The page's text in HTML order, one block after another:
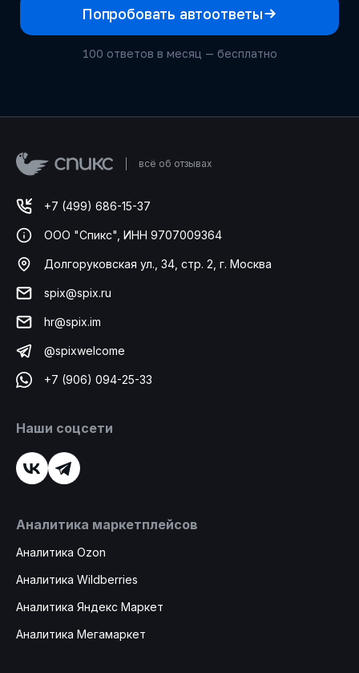
Попробовать автоответы
100 ответов в месяц — бесплатно
всё об отзывах
+7 (499) 686-15-37
ООО "Спикс", ИНН 9707009364
Долгоруковская ул., 34, стр. 2, г. Москва
spix@spix.ru
hr@spix.im
@spixwelcome
+7 (906) 094-25-33
Аналитика маркетплейсов
Аналитика Ozon
Аналитика Wildberries
Аналитика Яндекс Маркет
Аналитика Мегамаркет
Наши соцсети